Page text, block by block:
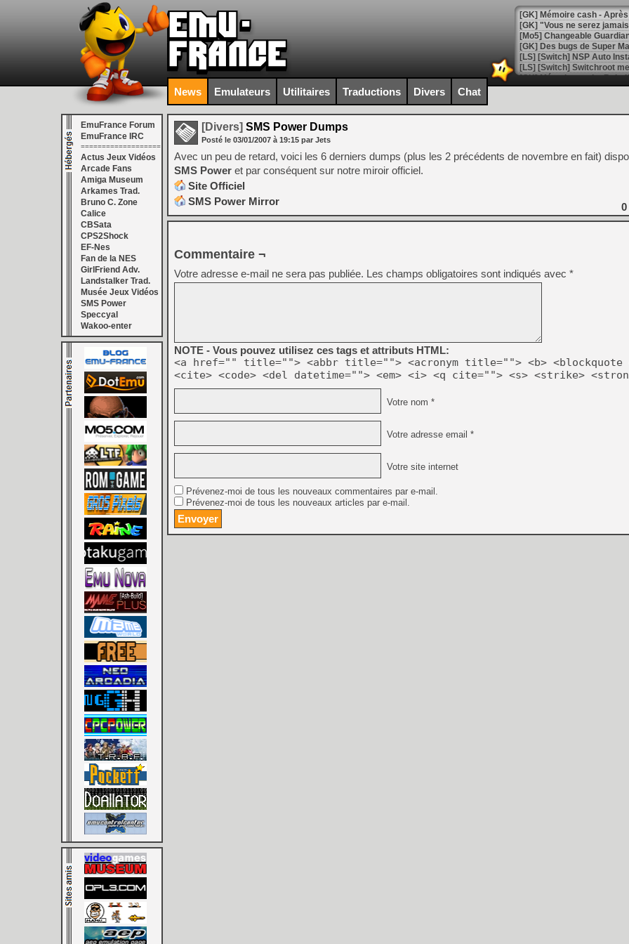
[GK] Mémoire cash -
[GK] "Vous ne serez
[Mo5] Changeable
[GK] Des bugs de Super
[LS] [Switch] NSP Auto
[GK] La saga horrifique
[GK] Le portage de Super
[Mo5] Le jeu de course
[GK] Guillermo del Toro
[LTF] Eté 2026 - Séquence
[GK] Mistfall Hunter : déjà
[GK] Wo Long 2 évolue
[GK] Crossfire : un TPS à
[LS] [PS5] Premiers
[Mo5] DOOM arrive en
[GK] Bethesda fête les 30
[GK] Roblox : l'action en
[GK] Agenda - GeForce
[LS] [PS5] ps5-y2jb-
[GK] Pourquoi Marvel
[GK] Test : Restory : Chill
[GK] GTA 6 : Rockstar
[GK] Hot Wheels Infinite
[GK] Mémoire cash -
[GK] Résultats Nintendo :
[GK] Dans ce jeu de
News Emulateurs Utilitaires Traductions Divers Chat
EmuFrance Forum
EmuFrance IRC
===================
Actus Jeux Vidéos
Arcade Fans
Amiga Museum
Arkames Trad.
Bruno C. Zone
Calice
CBSata
CPS2Shock
EF-Nes
Fan de la NES
GirlFriend Adv.
Landstalker Trad.
Musée Jeux Vidéos
SMS Power
Speccyal
Wakoo-enter
[Divers] SMS Power Dumps
Posté le 03/01/2007 à 19:15 par Jets
Avec un peu de retard, voici les 6 derniers dumps (plus les 2 précédents de novembre en fait)
SMS Power et par conséquent sur notre miroir officiel.
Site Officiel
SMS Power Mirror
0
Commentaire ¬
Votre adresse e-mail ne sera pas publiée. Les champs obligatoires sont indiqués avec *
NOTE - Vous pouvez utilisez ces tags et attributs HTML:
<a href="" title=""> <abbr title=""> <acronym title=""> <b> <blockquote
<cite> <code> <del datetime=""> <em> <i> <q cite=""> <s> <strike>
Votre nom *
Votre adresse email *
Votre site internet
Prévenez-moi de tous les nouveaux commentaires par e-mail.
Prévenez-moi de tous les nouveaux articles par e-mail.